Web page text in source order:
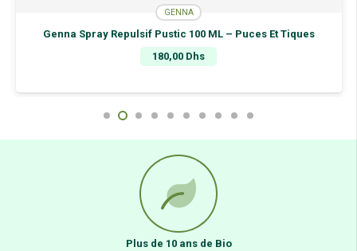
GENNA
Genna Spray Repulsif Pustic 100 ML – Puces Et Tiques
180,00 Dhs
Plus de 10 ans de Bio